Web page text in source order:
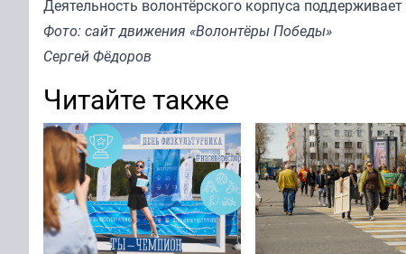
Деятельность волонтёрского корпуса
Фото: сайт движения «Волонтёры Победы»
Сергей Фёдоров
Читайте также